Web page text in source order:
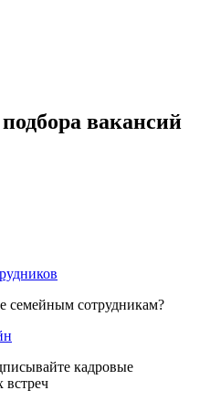
вакансий
семейным сотрудникам?
кадровые
встреч